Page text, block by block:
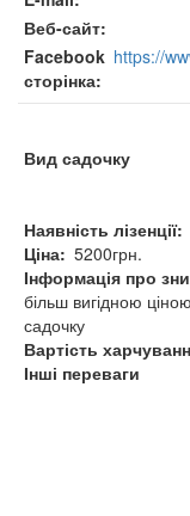
Веб-сайт
Facebook
сторінка
https://
Вид садочку
Наявність лізенції
Ціна 5200грн.
Інформація про
більш вигідною
садочку
Вартість
Інші переваги